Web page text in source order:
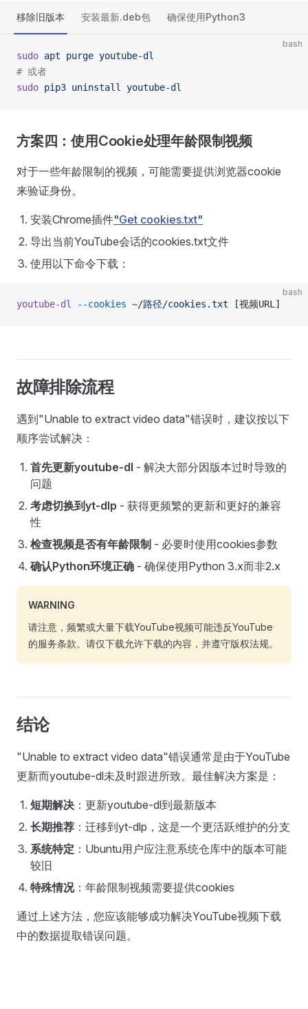
移除旧版本 安装最新.deb包 确保使用Python3
bash
sudo apt purge youtube-dl
# 或者
sudo pip3 uninstall youtube-dl
方案四：使用Cookie处理年龄限制视频
对于一些年龄限制的视频，可能需要提供浏览器cookie
来验证身份。
安装Chrome插件"Get cookies.txt"
导出当前YouTube会话的cookies.txt文件
使用以下命令下载：
bash
youtube-dl --cookies ~/路径/cookies.txt [视频URL]
故障排除流程
遇到"Unable to extract video data"错误时，建议按以下
顺序尝试解决：
首先更新youtube-dl - 解决大部分因版本过时导致的
问题
考虑切换到yt-dlp - 获得更频繁的更新和更好的兼容
性
检查视频是否有年龄限制 - 必要时使用cookies参数
确认Python环境正确 - 确保使用Python 3.x而非2.x
WARNING
请注意，频繁或大量下载YouTube视频可能违反YouTube
的服务条款。请仅下载允许下载的内容，并遵守版权法规。
结论
"Unable to extract video data"错误通常是由于YouTube
更新而youtube-dl未及时跟进所致。最佳解决方案是：
短期解决 ：更新youtube-dl到最新版本
长期推荐 ：迁移到yt-dlp，这是一个更活跃维护的分支
系统特定 ：Ubuntu用户应注意系统仓库中的版本可能
较旧
特殊情况：年龄限制视频需要提供cookies
通过上述方法，您应该能够成功解决YouTube视频下载
中的数据提取错误问题。